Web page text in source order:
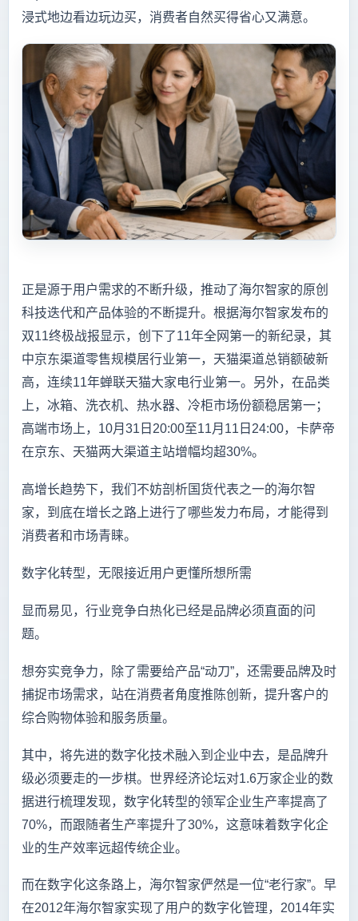
浸式地边看边玩边买，消费者自然买得省心又满意。
正是源于用户需求的不断升级，推动了海尔智家的原创
科技迭代和产品体验的不断提升。根据海尔智家发布的
双11终极战报显示，创下了11年全网第一的新纪录，其
中京东渠道零售规模居行业第一，天猫渠道总销额破新
高，连续11年蝉联天猫大家电行业第一。另外，在品类
上，冰箱、洗衣机、热水器、冷柜市场份额稳居第一；
高端市场上，10月31日20:00至11月11日24:00，卡萨帝
在京东、天猫两大渠道主站增幅均超30%。
高增长趋势下，我们不妨剖析国货代表之一的海尔智
家，到底在增长之路上进行了哪些发力布局，才能得到
消费者和市场青睐。
数字化转型，无限接近用户更懂所想所需
显而易见，行业竞争白热化已经是品牌必须直面的问
题。
想夯实竞争力，除了需要给产品“动刀”，还需要品牌及时
捕捉市场需求，站在消费者角度推陈创新，提升客户的
综合购物体验和服务质量。
其中，将先进的数字化技术融入到企业中去，是品牌升
级必须要走的一步棋。世界经济论坛对1.6万家企业的数
据进行梳理发现，数字化转型的领军企业生产率提高了
70%，而跟随者生产率提升了30%，这意味着数字化企
业的生产效率远超传统企业。
而在数字化这条路上，海尔智家俨然是一位“老行家”。早
在2012年海尔智家实现了用户的数字化管理，2014年实